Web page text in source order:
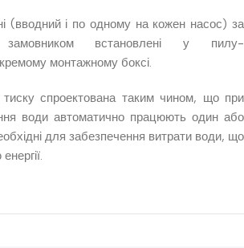
(вводний і по одному на кожен насос) за
встановлені у пилу-
монтажному боксі.
тиску спроектована таким чином, що при
води автоматично працюють один або
для забезпечення витрати води, що